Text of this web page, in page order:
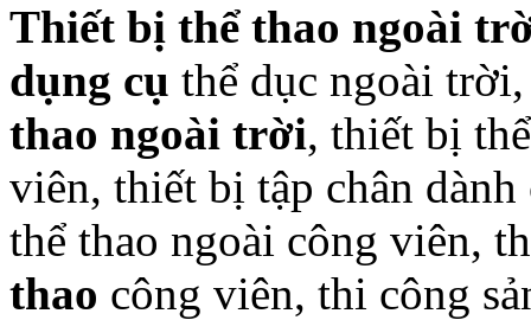
Thiết bị thể thao ngoài
dụng cụ thể dục ngoài
thao ngoài trời, thiết bị
viên, thiết bị tập chân
thể thao ngoài công viên,
thao công viên, thi công